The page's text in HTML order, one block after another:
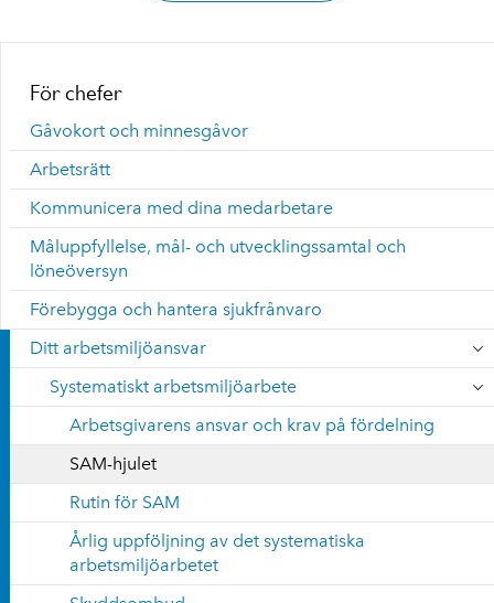
För chefer
Gåvokort och minnesgåvor
Arbetsrätt
Kommunicera med dina medarbetare
Måluppfyllelse, mål- och utvecklingssamtal och
löneöversyn
Förebygga och hantera sjukfrånvaro
Ditt arbetsmiljöansvar
Systematiskt arbetsmiljöarbete
Arbetsgivarens ansvar och krav på fördelning
SAM-hjulet
Rutin för SAM
Årlig uppföljning av det systematiska
arbetsmiljöarbetet